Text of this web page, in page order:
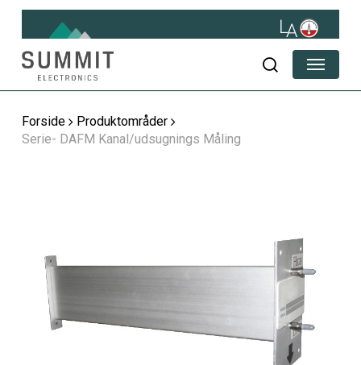
Skip
main
content
søg
Menu
Forside
Produktområder
Serie- DAFM Kanal/udsugnings Måling